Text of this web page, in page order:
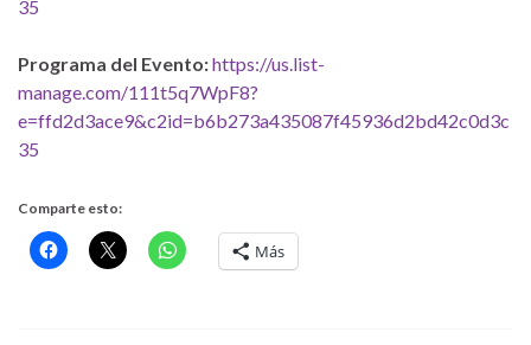
35
Programa del Evento:https://us.list-
manage.com/111t5q7WpF8?
e=ffd2d3ace9&c2id=b6b273a435087f45936d2bd42c0d3c
35
Comparte esto:
Más